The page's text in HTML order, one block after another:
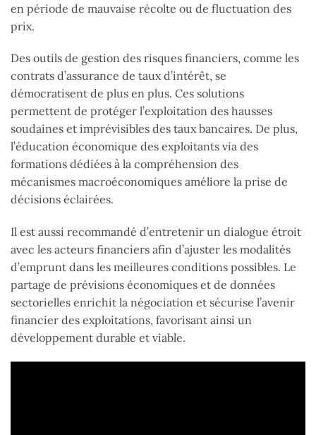
en période de mauvaise récolte ou de fluctuation des
prix.
Des outils de gestion des risques financiers, comme les
contrats d’assurance de taux d’intérêt, se
démocratisent de plus en plus. Ces solutions
permettent de protéger l’exploitation des hausses
soudaines et imprévisibles des taux bancaires. De plus,
l’éducation économique des exploitants via des
formations dédiées à la compréhension des
mécanismes macroéconomiques améliore la prise de
décisions éclairées.
Il est aussi recommandé d’entretenir un dialogue étroit
avec les acteurs financiers afin d’ajuster les modalités
d’emprunt dans les meilleures conditions possibles. Le
partage de prévisions économiques et de données
sectorielles enrichit la négociation et sécurise l’avenir
financier des exploitations, favorisant ainsi un
développement durable et viable.